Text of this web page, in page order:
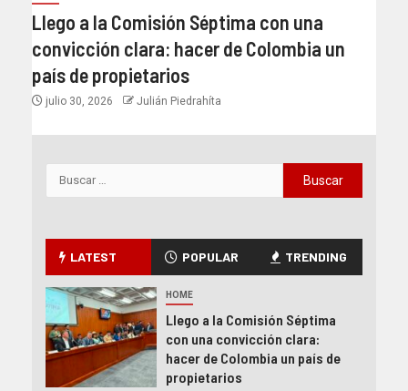
Llego a la Comisión Séptima con una
convicción clara: hacer de Colombia un
país de propietarios
julio 30, 2026 Julián Piedrahíta
LATEST POPULAR TRENDING
HOME
Llego a la Comisión Séptima
con una convicción clara:
hacer de Colombia un país de
propietarios